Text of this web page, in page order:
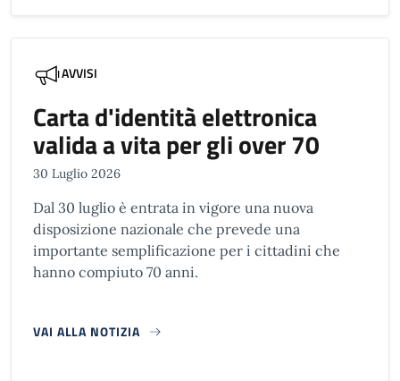
AVVISI
Carta d'identità elettronica
valida a vita per gli over 70
30 Luglio 2026
Dal 30 luglio è entrata in vigore una nuova
disposizione nazionale che prevede una
importante semplificazione per i cittadini che
hanno compiuto 70 anni.
VAI ALLA NOTIZIA